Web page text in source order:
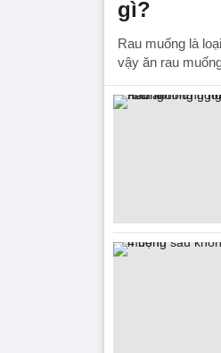
gì?
Rau muống là
vậy ăn rau